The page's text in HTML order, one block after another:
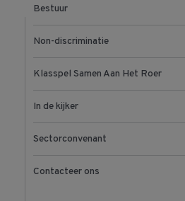
Bestuur
Non-discriminatie
Klasspel Samen Aan Het Roer
In de kijker
Sectorconvenant
Contacteer ons